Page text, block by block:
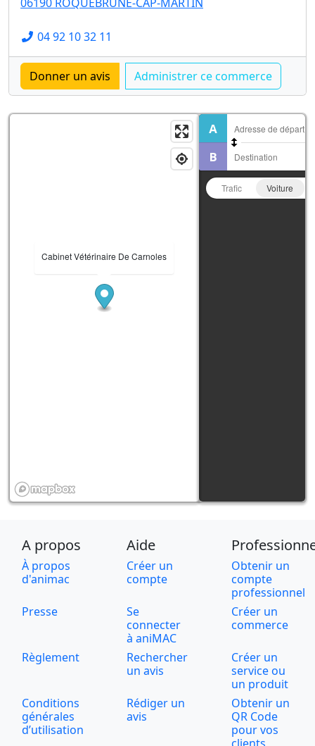
04 92 10 32 11
Cabinet Vétérinaire De Carnoles
Trafic Voiture
A propos Aide
À propos
d'animac
Créer un
compte
Obtenir un
compte
professionnel
Presse
Se
connecter
à aniMAC
Créer un
commerce
Règlement
Rechercher
un avis
Créer un
service ou
un produit
Conditions
générales
d’utilisation
Rédiger un
avis
Obtenir un
QR Code
pour vos